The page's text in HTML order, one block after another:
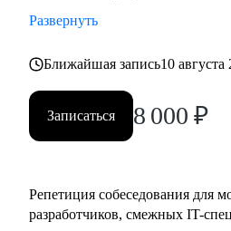
Развернуть
Ближайшая запись10 августа
Записаться 8 000 ₽
Репетиция собеседования для
разработчиков, смежных IT-